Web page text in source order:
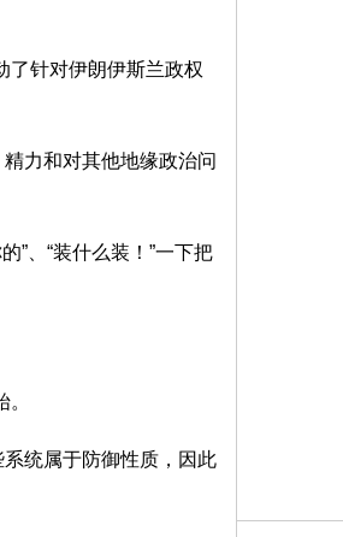
了针对伊朗伊斯兰政权
力和对其他地缘政治问
”、“装什么装！”一下把
统属于防御性质，因此